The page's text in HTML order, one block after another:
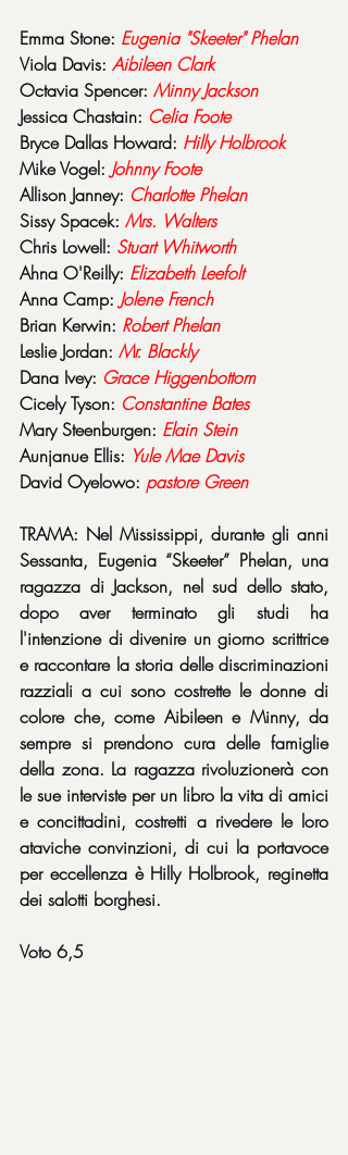
Emma Stone: Eugenia "Skeeter" Phelan
Viola Davis: Aibileen Clark
Octavia Spencer: Minny Jackson
Jessica Chastain: Celia Foote
Bryce Dallas Howard: Hilly Holbrook
Mike Vogel: Johnny Foote
Allison Janney: Charlotte Phelan
Sissy Spacek: Mrs. Walters
Chris Lowell: Stuart Whitworth
Ahna O'Reilly: Elizabeth Leefolt
Anna Camp: Jolene French
Brian Kerwin: Robert Phelan
Leslie Jordan: Mr. Blackly
Dana Ivey: Grace Higgenbottom
Cicely Tyson: Constantine Bates
Mary Steenburgen: Elain Stein
Aunjanue Ellis: Yule Mae Davis
David Oyelowo: pastore Green
TRAMA: Nel Mississippi, durante gli anni
Sessanta, Eugenia “Skeeter” Phelan, una
ragazza di Jackson, nel sud dello stato,
dopo aver terminato gli studi ha
l'intenzione di divenire un giorno scrittrice
e raccontare la storia delle discriminazioni
razziali a cui sono costrette le donne di
colore che, come Aibileen e Minny, da
sempre si prendono cura delle famiglie
della zona. La ragazza rivoluzionerà con
le sue interviste per un libro la vita di amici
e concittadini, costretti a rivedere le loro
ataviche convinzioni, di cui la portavoce
per eccellenza è Hilly Holbrook, reginetta
dei salotti borghesi.
Voto 6,5